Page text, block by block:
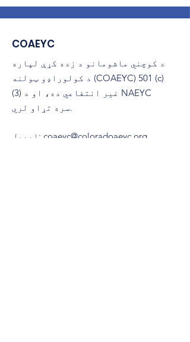
COAEYC
د کوچني ماشومانو د زده کړې لپاره
د کولوراډو ټولنه (COAEYC) 501 (c)
(3) غیر انتفاعي ده، او د NAEYC
سره تړاو لري.
ایمیل : coaeyc@coloradoaeyc.org